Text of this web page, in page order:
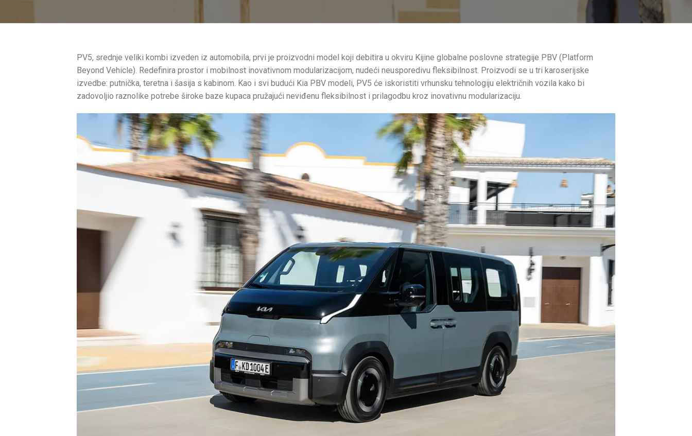
PV5, srednje veliki kombi izveden iz automobila, prvi je proizvodni model koji debitira u okviru Kijine globalne poslovne strategije PBV (Platform
Beyond Vehicle). Redefinira prostor i mobilnost inovativnom modularizacijom, nudeći neusporedivu fleksibilnost. Proizvodi se u tri karoserijske
izvedbe: putnička, teretna i šasija s kabinom. Kao i svi budući Kia PBV modeli, PV5 će iskoristiti vrhunsku tehnologiju električnih vozila kako bi
zadovoljio raznolike potrebe široke baze kupaca pružajući neviđenu fleksibilnost i prilagodbu kroz inovativnu modularizaciju.